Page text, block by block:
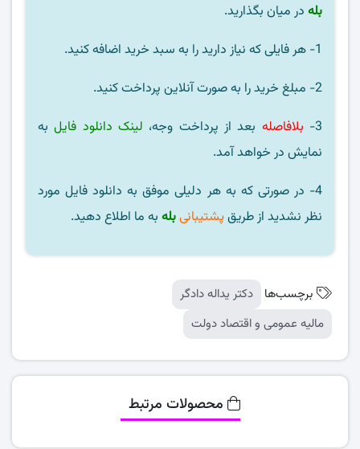
بله در میان بگذارید.
1- هر فایلی که نیاز دارید را به سبد خرید اضافه کنید.
2- مبلغ خرید را به صورت آنلاین پرداخت کنید.
3-
بلافاصله بعد از پرداخت وجه، لینک دانلود فایلبه
نمایش در خواهد آمد.
4- در صورتی که به هر دلیلی موفق به دانلود فایل مورد
نظر نشدید از طریقپشتیبانیبله به ما اطلاع دهید.
برچسب‌ها
دکتر یداله دادگر
مالیه عمومی و اقتصاد دولت
محصولات مرتبط